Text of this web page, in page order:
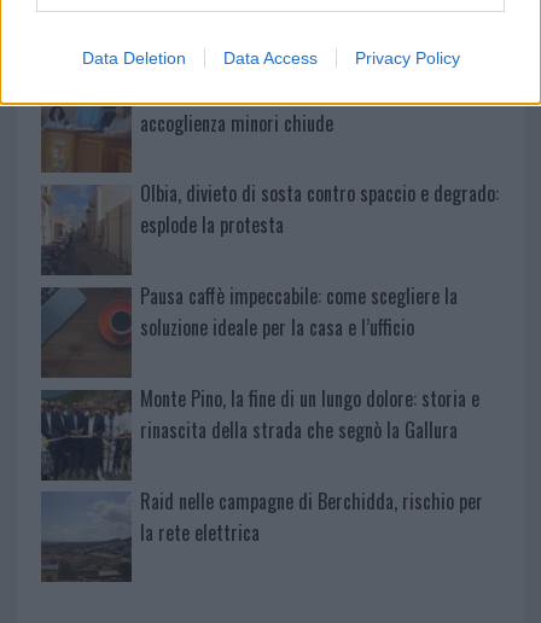
Data Deletion Data Access Privacy Policy
vivo: un amico vip svela come fa
accoglienza minori chiude
Olbia, divieto di sosta contro spaccio e degrado:
esplode la protesta
Pausa caffè impeccabile: come scegliere la
soluzione ideale per la casa e l’ufficio
Monte Pino, la fine di un lungo dolore: storia e
rinascita della strada che segnò la Gallura
Raid nelle campagne di Berchidda, rischio per
la rete elettrica